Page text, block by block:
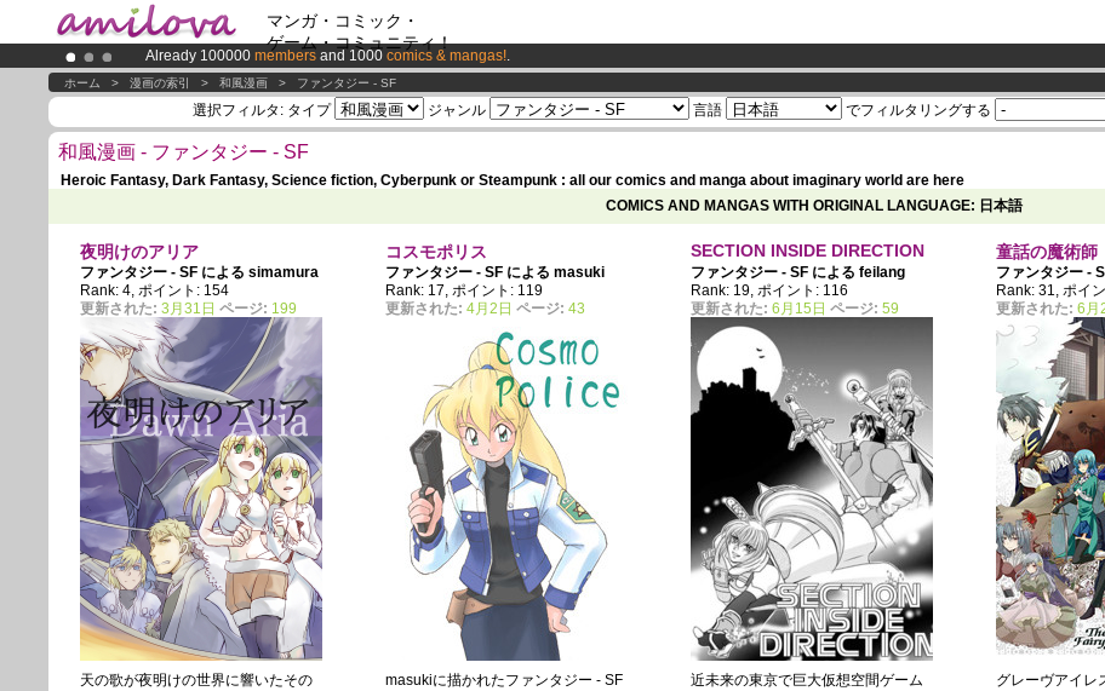
マンガ・コミック・
ゲーム・コミュニティ！
Already 100000members and 1000comics & mangas!.
Premium membership from3.95 eurosper month !Get membership now
AmilovaKickstarter is now LIVE!.
ホーム > 漫画の索引 > 和風漫画> ファンタジー - SF
選択フィルタ: タイプ ジャンル 言語 でフィルタリングする
和風漫画 - ファンタジー - SF
Heroic Fantasy, Dark Fantasy, Science fiction, Cyberpunk or Steampunk : all our comics and manga about imaginary world are here
COMICS AND MANGAS WITH ORIGINAL LANGUAGE: 日本語
夜明けのアリア
ファンタジー - SF によるsimamura
Rank: 4, ポイント: 154
更新された: 3月31日 ページ: 199
天の歌が夜明けの世界に響いたその
コスモポリス
ファンタジー - SF によるmasuki
Rank: 17, ポイント: 119
更新された: 4月2日 ページ: 43
masukiに描かれたファンタジー - SF
SECTION INSIDE DIRECTION
ファンタジー - SF によるfeilang
Rank: 19, ポイント: 116
更新された: 6月15日 ページ: 59
近未来の東京で巨大仮想空間ゲーム
童話の魔術師
ファンタジー -
Rank: 31, ポイ
更新された: 6月
グレーヴアイレ